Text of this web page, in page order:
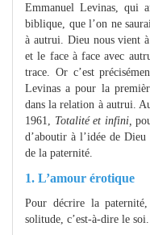
Emmanuel Levinas, qui
biblique, que l’on ne
à autrui. Dieu nous vient à
et le face à face avec
trace. Or c’est
Levinas a pour la
dans la relation à autrui.
1961, Totalité et infini,
d’aboutir à l’idée de
de la paternité.
1. L’amour érotique
Pour décrire la
solitude, c’est-à-dire le